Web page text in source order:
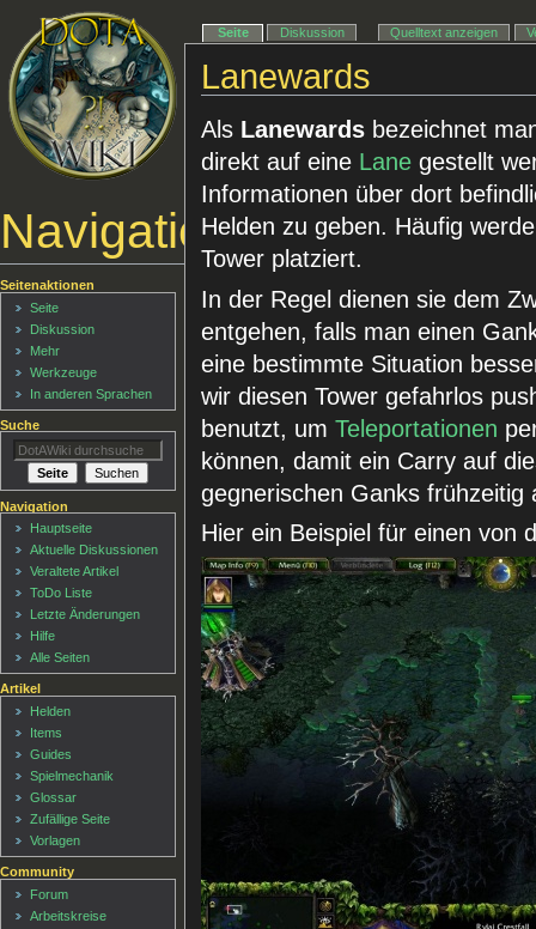
Lanewards
Als Lanewards bezeichnet
direkt auf eine Lane gestellt
Informationen über dort
Helden zu geben. Häufig
Tower platziert.
In der Regel dienen sie dem
entgehen, falls man einen
eine bestimmte Situation
wir diesen Tower gefahrlos
benutzt, umTeleportationen
können, damit ein Carry auf
gegnerischen Ganks frühzeitig
Hier ein Beispiel für einen von
Navigationsmenü
Seite Diskussion Quelltext anzeigen
Seitenaktionen
Seite
Diskussion
Mehr
Werkzeuge
In anderen Sprachen
Suche
Navigation
Hauptseite
Aktuelle Diskussionen
Veraltete Artikel
ToDo Liste
Letzte Änderungen
Hilfe
Alle Seiten
Artikel
Helden
Items
Guides
Spielmechanik
Glossar
Zufällige Seite
Vorlagen
Community
Forum
Arbeitskreise